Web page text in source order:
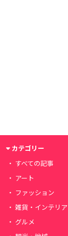
カテゴリー
すべての記事
アート
ファッション
雑貨・インテリア
グルメ